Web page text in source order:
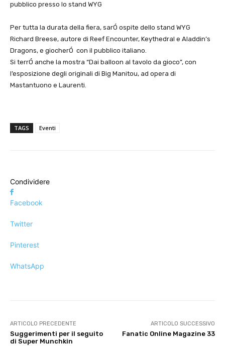
pubblico presso lo stand WYG
Per tutta la durata della fiera, sarÓ ospite dello stand WYG
Richard Breese, autore di Reef Encounter, Keythedral e Aladdin’s
Dragons, e giocherÓ con il pubblico italiano.
Si terrÓ anche la mostra “Dai balloon al tavolo da gioco”, con
l’esposizione degli originali di Big Manitou, ad opera di
Mastantuono e Laurenti.
TAGS Eventi
Condividere
Facebook
Twitter
Pinterest
WhatsApp
ARTICOLO PRECEDENTE
Suggerimenti per il seguito
di Super Munchkin
ARTICOLO SUCCESSIVO
Fanatic Online Magazine 33